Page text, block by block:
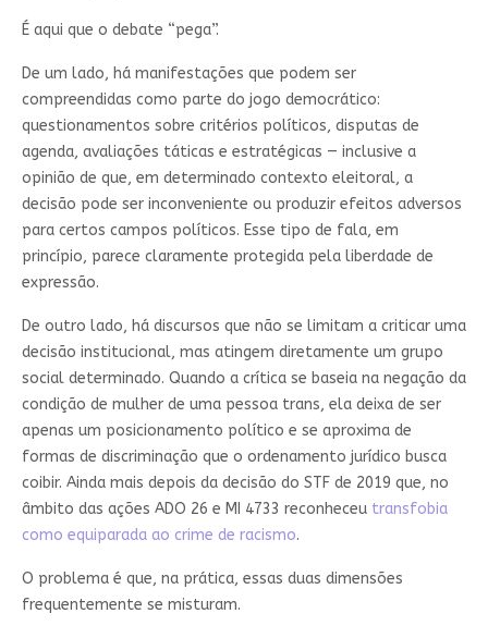
É aqui que o debate “pega”.
De um lado, há manifestações que podem ser
compreendidas como parte do jogo democrático:
questionamentos sobre critérios políticos, disputas de
agenda, avaliações táticas e estratégicas — inclusive a
opinião de que, em determinado contexto eleitoral, a
decisão pode ser inconveniente ou produzir efeitos adversos
para certos campos políticos. Esse tipo de fala, em
princípio, parece claramente protegida pela liberdade de
expressão.
De outro lado, há discursos que não se limitam a criticar uma
decisão institucional, mas atingem diretamente um grupo
social determinado. Quando a crítica se baseia na negação da
condição de mulher de uma pessoa trans, ela deixa de ser
apenas um posicionamento político e se aproxima de
formas de discriminação que o ordenamento jurídico busca
coibir. Ainda mais depois da decisão do STF de 2019 que, no
âmbito das ações ADO 26 e MI 4733 reconheceu transfobia
como equiparada ao crime de racismo.
O problema é que, na prática, essas duas dimensões
frequentemente se misturam.